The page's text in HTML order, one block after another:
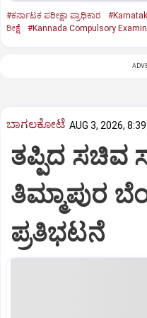
#ಕರ್ನಾಟಕ ಪರೀಕ್ಷಾ ಪ್ರಾಧಿಕಾರ
ರೀಕ್ಷೆ
#Kannada Compulsory
ಬಾಗಲಕೋಟೆ AUG 3, 2026,
ತಪ್ಪಿದ ಸಚಿವ
ತಿಮ್ಮಾಪುರ
ಪ್ರತಿಭಟನೆ